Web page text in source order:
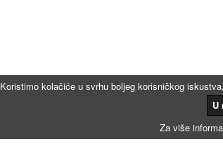
Koristimo kolačiće u svrhu boljeg korisničkog
U
Za više
Kalkulatori